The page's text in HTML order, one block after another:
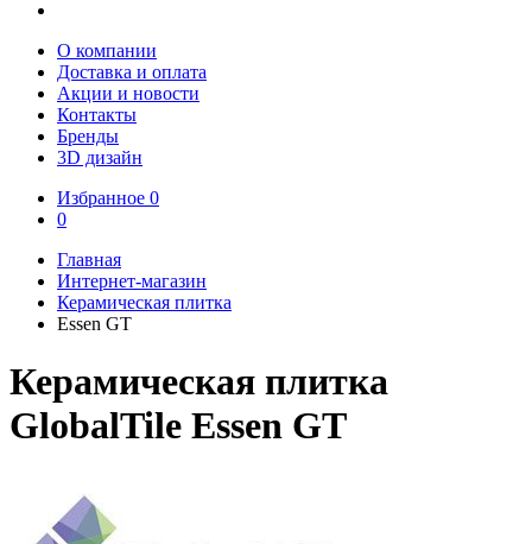
О компании
Доставка и оплата
Акции и новости
Контакты
Бренды
3D дизайн
Избранное 0
0
Главная
Интернет-магазин
Керамическая плитка
Essen GT
Керамическая плитка
GlobalTile Essen GT